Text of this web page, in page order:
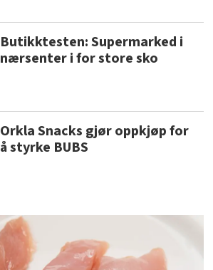
Butikktesten: Supermarked i
nærsenter i for store sko
Orkla Snacks gjør oppkjøp for
å styrke BUBS